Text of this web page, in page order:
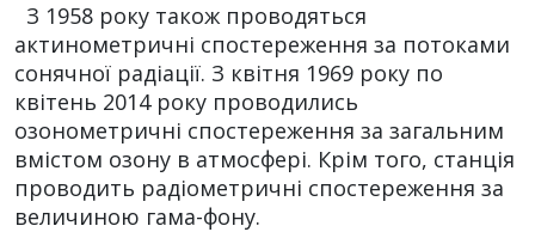
З 1958 року також проводяться
актинометричні спостереження за потоками
сонячної радіації. З квітня 1969 року по
квітень 2014 року проводились
озонометричні спостереження за загальним
вмістом озону в атмосфері. Крім того, станція
проводить радіометричні спостереження за
величиною гама-фону.